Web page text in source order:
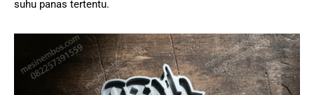
suhu panas tertentu.